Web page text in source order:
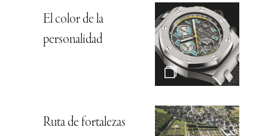
El color de la
personalidad
Ruta de fortalezas